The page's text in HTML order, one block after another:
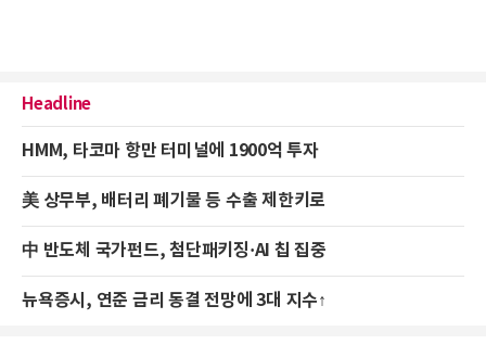
Headline
HMM, 타코마 항만 터미널에 1900억 투자
美 상무부, 배터리 폐기물 등 수출 제한키로
中 반도체 국가펀드, 첨단패키징·AI 칩 집중
뉴욕증시, 연준 금리 동결 전망에 3대 지수↑